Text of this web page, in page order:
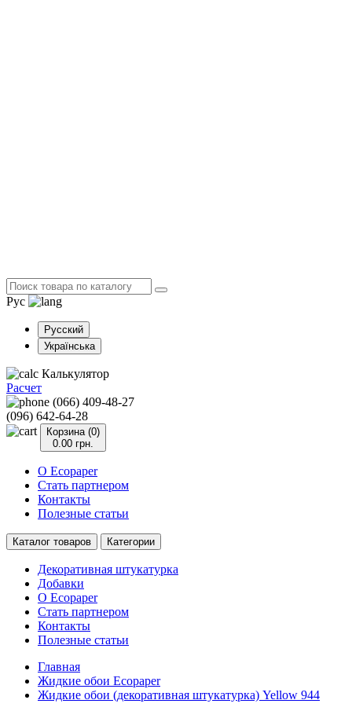
Рус
Русский
Українська
Калькулятор
Расчет
(066) 409-48-27
(096) 642-64-28
Корзина (0)
0.00 грн.
О Ecopaper
Стать партнером
Контакты
Полезные статьи
Каталог товаров Категории
Декоративная штукатурка
Добавки
О Ecopaper
Стать партнером
Контакты
Полезные статьи
Главная
Жидкие обои Ecopaper
Жидкие обои (декоративная штукатурка) Yellow 944